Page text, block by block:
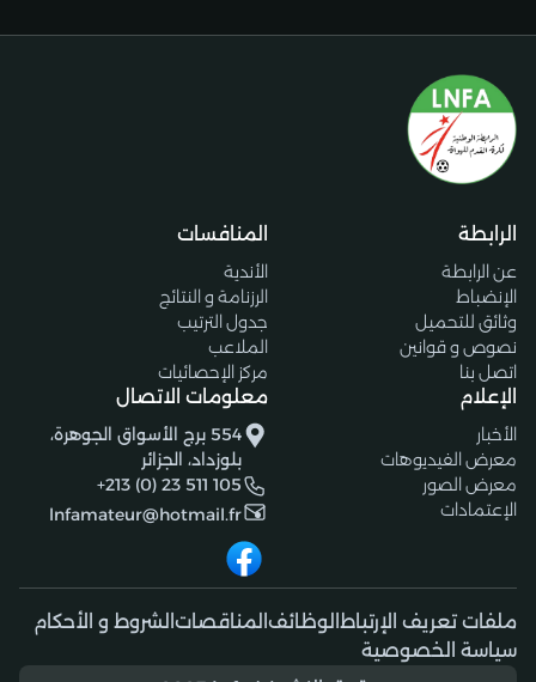
الرابطة
عن الرابطة
الإنضباط
وثائق للتحميل
نصوص و قوانين
اتصل بنا
المنافسات
الأندية
الرزنامة و النتائج
جدول الترتيب
الملاعب
مركز الإحصائيات
الإعلام
الأخبار
معرض الفيديوهات
معرض الصور
الإعتمادات
معلومات الاتصال
554 برج الأسواق الجوهرة،
بلوزداد، الجزائر
+213 (0) 23 511 105
lnfamateur@hotmail.fr
ملفات تعريف الإرتباط الوظائف المناقصات الشروط و الأحكام
سياسة الخصوصية